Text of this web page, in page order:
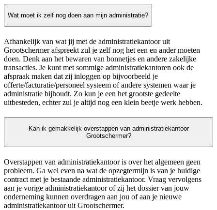
Wat moet ik zelf nog doen aan mijn administratie?
Afhankelijk van wat jij met de administratiekantoor uit
Grootschermer afspreekt zul je zelf nog het een en ander moeten
doen. Denk aan het bewaren van bonnetjes en andere zakelijke
transacties. Je kunt met sommige administratiekantoren ook de
afspraak maken dat zij inloggen op bijvoorbeeld je
offerte/facturatie/personeel systeem of andere systemen waar je
administratie bijhoudt. Zo kun je een het grootste gedeelte
uitbesteden, echter zul je altijd nog een klein beetje werk hebben.
Kan ik gemakkelijk overstappen van administratiekantoor
Grootschermer?
Overstappen van administratiekantoor is over het algemeen geen
probleem. Ga wel even na wat de opzegtermijn is van je huidige
contract met je bestaande administratiekantoor. Vraag vervolgens
aan je vorige administratiekantoor of zij het dossier van jouw
onderneming kunnen overdragen aan jou of aan je nieuwe
administratiekantoor uit Grootschermer.